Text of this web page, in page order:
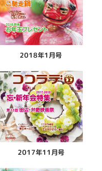
2018年1月号
2017年11月号